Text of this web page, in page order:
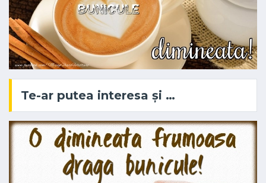
Te-ar putea interesa și …